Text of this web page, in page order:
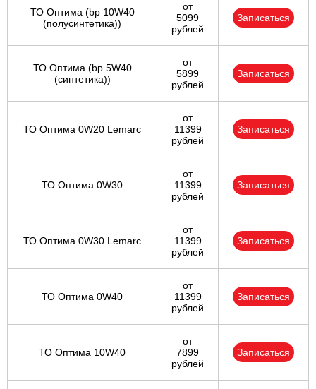
ТО Оптима (bp 10W40
(полусинтетика))
от
5099
рублей
Записаться
ТО Оптима (bp 5W40
(синтетика))
от
5899
рублей
Записаться
ТО Оптима 0W20 Lemarc
от
11399
рублей
Записаться
ТО Оптима 0W30
от
11399
рублей
Записаться
ТО Оптима 0W30 Lemarc
от
11399
рублей
Записаться
ТО Оптима 0W40
от
11399
рублей
Записаться
ТО Оптима 10W40
от
7899
рублей
Записаться